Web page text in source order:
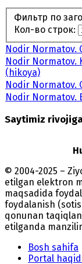
Фильтр по
Кол-во строк:
Nodir Normatov.
Nodir Normatov.
(hikoya)
Nodir Normatov.
Nodir Normatov.
Saytimiz
© 2004-2025 –
etilgan elektron
maqsadida
foydalanish
qonunan
etilganda
Bosh sahifa
Portal